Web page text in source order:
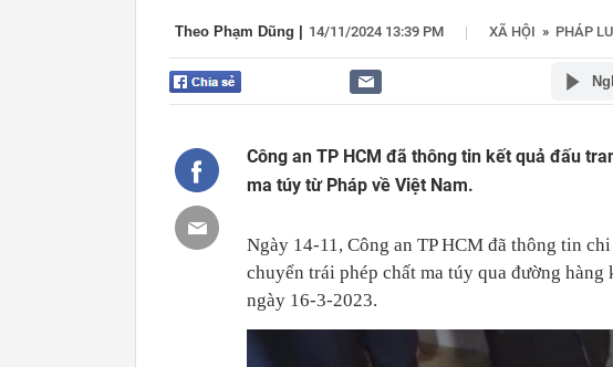
Theo Phạm Dũng 14/11/2024 13:39 PM | XÃ HỘI » PHÁP
Công an TP HCM đã thông tin kết quả đấu
ma túy từ Pháp về Việt Nam.
Ngày 14-11, Công an TP HCM đã thông tin
chuyển trái phép chất ma túy qua đường
ngày 16-3-2023.